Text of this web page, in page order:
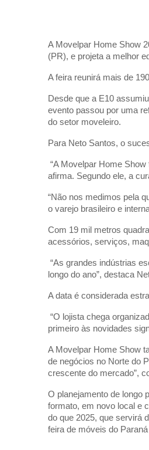
A Movelpar Home Show
(PR), e projeta a melhor
A feira reunirá mais de
Desde que a E10
evento passou por uma
do setor moveleiro.
Para Neto Santos, o
“A Movelpar Home
afirma. Segundo ele, a
“Não nos medimos pela
o varejo brasileiro e
Com 19 mil metros
acessórios, serviços,
“As grandes indústrias
longo do ano”, destaca
A data é considerada
“O lojista chega
primeiro às novidades
A Movelpar Home Show
de negócios no Norte do
crescente do mercado”,
O planejamento de longo
formato, em novo local e
do que 2025, que servirá
feira de móveis do